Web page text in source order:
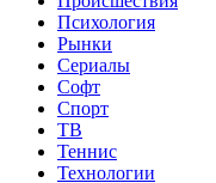
Психология
Рынки
Сериалы
Софт
Спорт
ТВ
Теннис
Технологии